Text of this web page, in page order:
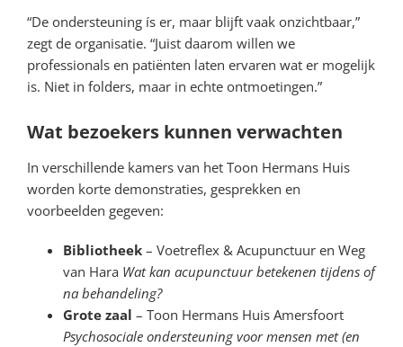
“De ondersteuning ís er, maar blijft vaak onzichtbaar,”
zegt de organisatie. “Juist daarom willen we
professionals en patiënten laten ervaren wat er mogelijk
is. Niet in folders, maar in echte ontmoetingen.”
Wat bezoekers kunnen verwachten
In verschillende kamers van het Toon Hermans Huis
worden korte demonstraties, gesprekken en
voorbeelden gegeven:
Bibliotheek– Voetreflex & Acupunctuur en Weg
van Hara Wat kan acupunctuur betekenen tijdens of
na behandeling?
Grote zaal – Toon Hermans Huis Amersfoort
Psychosociale ondersteuning voor mensen met (en